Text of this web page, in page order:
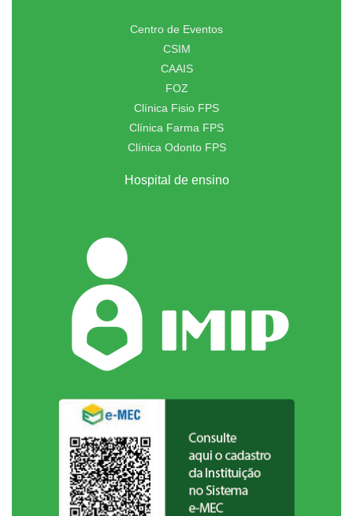
Centro de Eventos
CSIM
CAAIS
FOZ
Clínica Fisio FPS
Clínica Farma FPS
Clínica Odonto FPS
Hospital de ensino